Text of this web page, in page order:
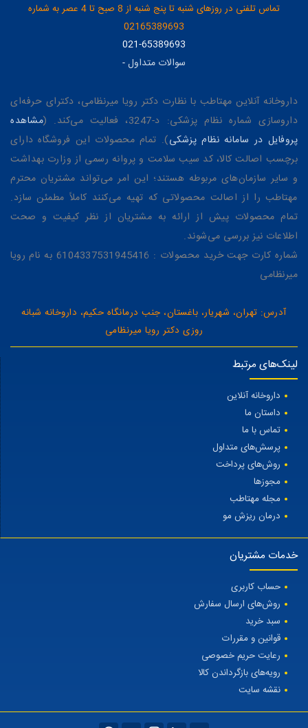
تماس تلفنی در روزهای شنبه تا پنج شنبه از 8 صبح تا 4 عصر به شماره
02165389693
021-65389693
سوالات متداول-
داروخانه آنلاین مهتاطب با نظارت دکتر رویا میرنظامی، دکترای حرفه‌ای
داروسازی شماره نظام پزشکی: د-3247، فعالیت می‌کند. (
مشاهده
پروفایل در سامانه نظام پزشکی). تمام محصولات این فروشگاه دارای
برچسب اصالت کالا، کد سیب سلامت و پروانه رسمی از وزارت بهداشت
و سایر سازمان‌های مربوطه هستند؛ این امر می‌تواند مشتریان محترم
مهتاطب را از اصالت محصولاتی که تهیه می‌کنند کاملاً مطمئن سازد.
تمام محصولات پیش از ارائه به مشتریان از نظر کیفیت و صحت
اطلاعات نیز بررسی می‌شوند.
شماره کارت جهت خرید محصولات : 6104337531945416 به نام رویا
میرنظامی
آدرس: تهران، شهریار، باغستان، جنب درمانگاه حکیم، داروخانه شبانه
روزی دکتر رویا میرنظامی
لینک‌های مرتبط
داروخانه آنلاین
داستان ما
تماس با ما
پرسش‌های متداول
روش‌های پرداخت
مجوزها
مجله مهتاطب
درمان ریزش مو
خدمات مشتریان
حساب کاربری
روش‌های ارسال سفارش
سبد خرید
قوانین و مقررات
رعایت حریم خصوصی
رویه‌های بازگرداندن کالا
نقشه سایت